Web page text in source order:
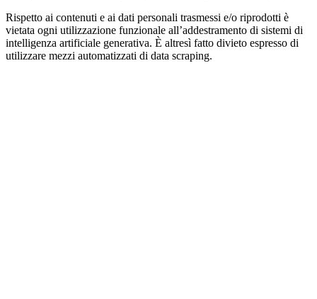
Rispetto ai contenuti e ai dati personali trasmessi e/o riprodotti è
vietata ogni utilizzazione funzionale all’addestramento di sistemi di
intelligenza artificiale generativa. È altresì fatto divieto espresso di
utilizzare mezzi automatizzati di data scraping.